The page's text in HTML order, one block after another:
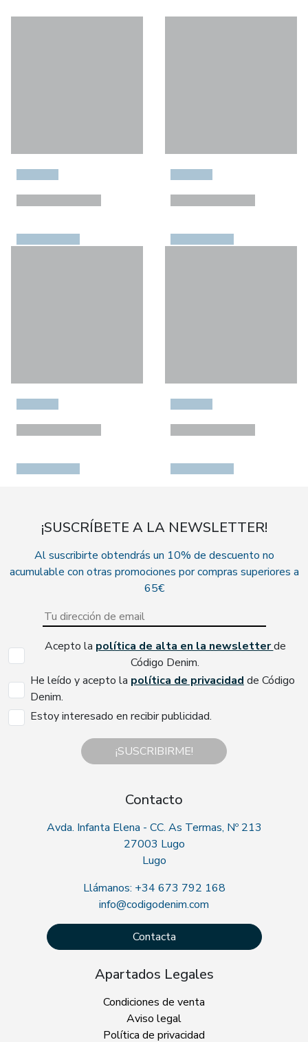
¡SUSCRÍBETE A LA NEWSLETTER!
Al suscribirte obtendrás un 10% de descuento no
acumulable con otras promociones por compras superiores a
65€
Acepto la política de alta en la newsletterde
Código Denim.
He leído y acepto la política de privacidadde Código
Denim.
Estoy interesado en recibir publicidad.
¡SUSCRIBIRME!
Contacto
Avda. Infanta Elena - CC. As Termas, Nº 213
27003 Lugo
Lugo
Llámanos: +34 673 792 168
info@codigodenim.com
Contacta
Apartados Legales
Condiciones de venta
Aviso legal
Política de privacidad